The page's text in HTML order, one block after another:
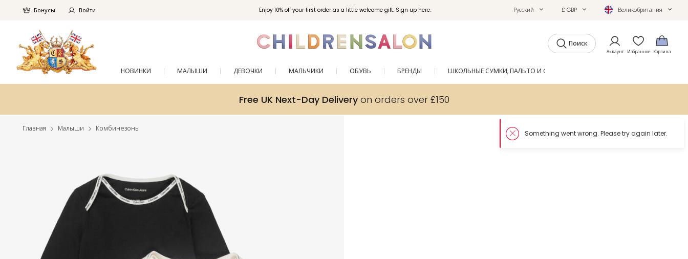
Enjoy 10% off your first order as a little welcome gift. Sign up here.
Бонусы Войти Русский £ GBP Великобритания
Поиск
Аккаунт Избранное Корзина
НОВИНКИ МАЛЫШИ ДЕВОЧКИ МАЛЬЧИКИ ОБУВЬ БРЕНДЫ ШКОЛЬНЫЕ СУМКИ, ПАЛЬТО И ОБУВЬ
Free UK Next-Day Deliveryon orders over £150
Главная Малыши Комбинезоны